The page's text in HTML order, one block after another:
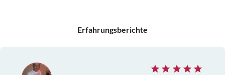
Erfahrungsberichte